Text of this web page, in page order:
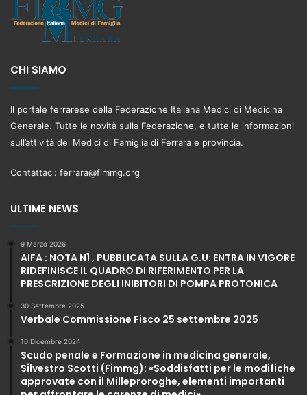
CHI SIAMO
Il portale ferrarese della Federazione Italiana Medici di Medicina
Generale. Tutte le novità sulla Federazione, e tutte le informazioni
sull’attività dei Medici di Famiglia di Ferrara e provincia.
Contattaci: ferrara@fimmg.org
ULTIME NEWS
9 Marzo 2026
AIFA : NOTA N1 , PUBBLICATA SULLA G.U: ENTRA IN VIGORE
RIDEFINISCE IL QUADRO DI RIFERIMENTO PER LA
PRESCRIZIONE DEGLI INIBITORI DI POMPA PROTONICA
30 Settembre 2025
Verbale Commissione Fisco 25 settembre 2025
10 Dicembre 2024
Scudo penale e Formazione in medicina generale,
Silvestro Scotti (Fimmg): «Soddisfatti per le modifiche
approvate con il Milleproroghe, elementi importanti